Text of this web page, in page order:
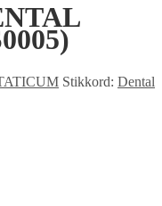
Stikkord: Dental